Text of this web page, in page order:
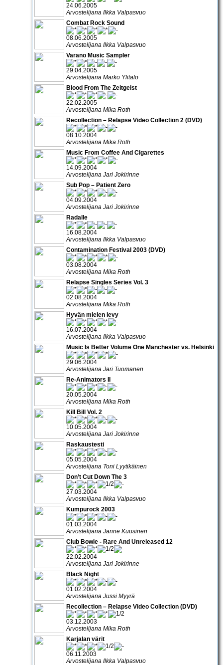
24.06.2005
Arvostelijana Ilkka Valpasvuo
Combat Rock Sound
08.06.2005
Arvostelijana Ilkka Valpasvuo
Varano Music Sampler
29.04.2005
Arvostelijana Marko Ylitalo
Blood From The Zeitgeist
22.02.2005
Arvostelijana Mika Roth
Recollection – Relapse Video Collection 2 (DVD)
08.10.2004
Arvostelijana Mika Roth
Music From Coffee And Cigarettes
14.09.2004
Arvostelijana Jari Jokirinne
Sub Pop – Patient Zero
04.09.2004
Arvostelijana Jari Jokirinne
Radalle
16.08.2004
Arvostelijana Ilkka Valpasvuo
Contamination Festival 2003 (DVD)
03.08.2004
Arvostelijana Mika Roth
Relapse Singles Series Vol. 3
02.08.2004
Arvostelijana Mika Roth
Hyvän mielen levy
16.07.2004
Arvostelijana Ilkka Valpasvuo
Music Is Better Volume One Manchester vs. Helsinki
29.06.2004
Arvostelijana Jari Tuomanen
Re-Animators II
20.05.2004
Arvostelijana Mika Roth
Kill Bill Vol. 2
10.05.2004
Arvostelijana Jari Jokirinne
Raskaustesti
05.05.2004
Arvostelijana Toni Lyytikäinen
Don’t Cut Down The 3
27.03.2004
Arvostelijana Ilkka Valpasvuo
Kumpurock 2003
01.03.2004
Arvostelijana Janne Kuusinen
Club Bowie - Rare And Unreleased 12
22.02.2004
Arvostelijana Jari Jokirinne
Black Night
01.02.2004
Arvostelijana Jussi Myyrä
Recollection – Relapse Video Collection (DVD)
03.12.2003
Arvostelijana Mika Roth
Karjalan värit
06.11.2003
Arvostelijana Ilkka Valpasvuo